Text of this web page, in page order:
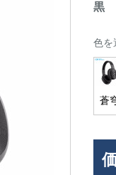
黒
色を
蒼